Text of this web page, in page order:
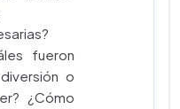
fueron
o
¿Cómo